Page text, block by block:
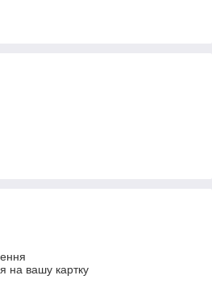
на вашу картку